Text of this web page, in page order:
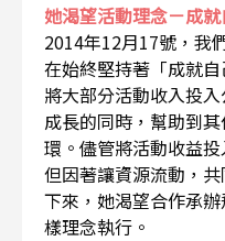
她渴望活動理念－成
2014年12月17號，我
在始終堅持著「成就
將大部分活動收入投
成長的同時，幫助到
環。儘管將活動收益
但因著讓資源流動，
下來，她渴望合作承
樣理念執行。